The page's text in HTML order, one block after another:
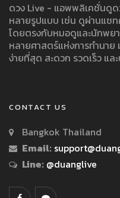
ดวง Live - แอพพลิเคชั่นดู
หลายรูปแบบ เช่น ดูผ่านแช
โดยตรงกับหมอดูและนักพย
หลายศาสตร์แห่งการทำนา
ง่ายที่สุด สะดวก รวดเร็ว แล
CONTACT US
Bangkok Thailand
Email:
Line: @duanglive